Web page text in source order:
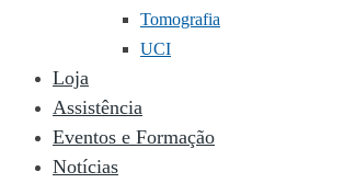
Tomografia
UCI
Loja
Assistência
Eventos e Formação
Notícias